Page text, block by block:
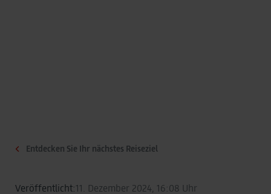
Entdecken Sie Ihr nächstes Reiseziel
Veröffentlicht:11. Dezember 2024, 16:08 Uhr